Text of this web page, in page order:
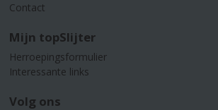
Contact
Mijn topSlijter
Herroepingsformulier
Interessante links
Volg ons